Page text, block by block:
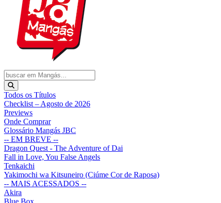
Todos os Títulos
Checklist – Agosto de 2026
Previews
Onde Comprar
Glossário Mangás JBC
-- EM BREVE --
Dragon Quest - The Adventure of Dai
Fall in Love, You False Angels
Tenkaichi
Yakimochi wa Kitsuneiro (Ciúme Cor de Raposa)
-- MAIS ACESSADOS --
Akira
Blue Box